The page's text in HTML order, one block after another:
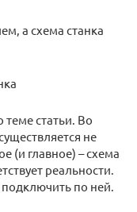
а схема станка
теме статьи. Во
не
(и главное) – схема
реальности.
подключить по ней.